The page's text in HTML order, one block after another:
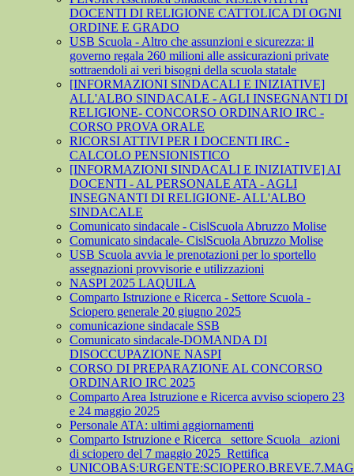
DOCENTI DI RELIGIONE CATTOLICA DI OGNI
ORDINE E GRADO
USB Scuola - Altro che assunzioni e sicurezza: il
governo regala 260 milioni alle assicurazioni private
sottraendoli ai veri bisogni della scuola statale
[INFORMAZIONI SINDACALI E INIZIATIVE]
ALL'ALBO SINDACALE - AGLI INSEGNANTI DI
RELIGIONE- CONCORSO ORDINARIO IRC -
CORSO PROVA ORALE
RICORSI ATTIVI PER I DOCENTI IRC -
CALCOLO PENSIONISTICO
[INFORMAZIONI SINDACALI E INIZIATIVE] AI
DOCENTI - AL PERSONALE ATA - AGLI
INSEGNANTI DI RELIGIONE- ALL'ALBO
SINDACALE
Comunicato sindacale - CislScuola Abruzzo Molise
Comunicato sindacale- CislScuola Abruzzo Molise
USB Scuola avvia le prenotazioni per lo sportello
assegnazioni provvisorie e utilizzazioni
NASPI 2025 LAQUILA
Comparto Istruzione e Ricerca - Settore Scuola -
Sciopero generale 20 giugno 2025
comunicazione sindacale SSB
Comunicato sindacale-DOMANDA DI
DISOCCUPAZIONE NASPI
CORSO DI PREPARAZIONE AL CONCORSO
ORDINARIO IRC 2025
Comparto Area Istruzione e Ricerca avviso sciopero 23
e 24 maggio 2025
Personale ATA: ultimi aggiornamenti
Comparto Istruzione e Ricerca_ settore Scuola_ azioni
di sciopero del 7 maggio 2025_Rettifica